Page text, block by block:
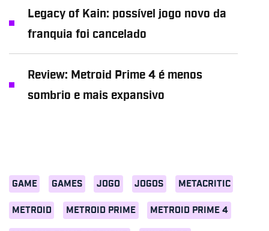
GAME GAMES JOGO JOGOS METACRITIC
METROID METROID PRIME METROID PRIME 4
Legacy of Kain: possível jogo novo da
franquia foi cancelado
Review: Metroid Prime 4 é menos
sombrio e mais expansivo